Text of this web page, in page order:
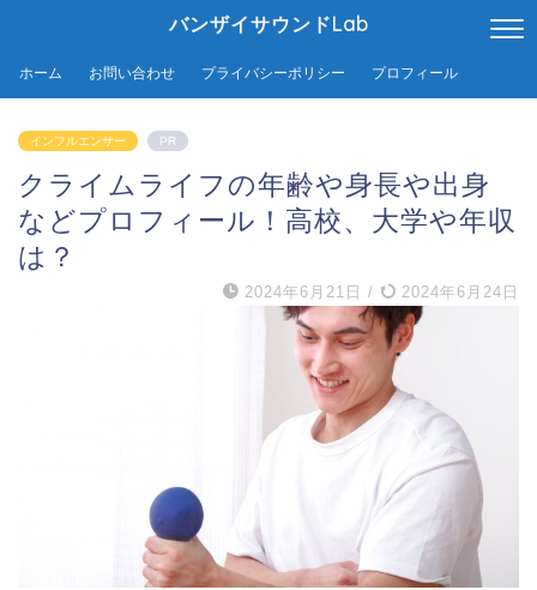
バンザイサウンドLab
ホーム お問い合わせ プライバシーポリシー プロフィール
インフルエンサー PR
クライムライフの年齢や身長や出身
などプロフィール！高校、大学や年収
は？
2024年6月21日 / 2024年6月24日